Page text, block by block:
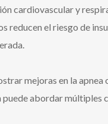
cardiovascular y
reducen el riesgo de
mejoras en la apnea
abordar